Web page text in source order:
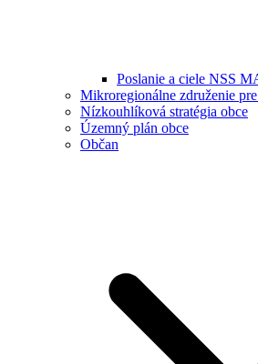
Poslanie a ciele NSS
Mikroregionálne združenie
Nízkouhlíková stratégia obce
Územný plán obce
Občan